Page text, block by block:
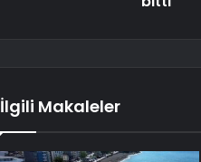
İlgili Makaleler